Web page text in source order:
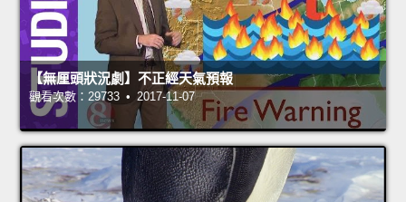
【無厘頭狀況劇】不正經天氣預報
觀看次數：29733 • 2017-11-07